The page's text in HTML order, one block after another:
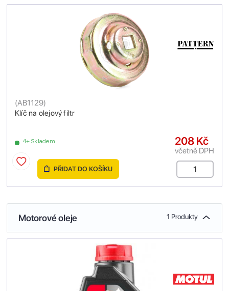
Klíč na olejový filtr
(AB1129)
4+ Skladem 208 Kč
včetně DPH
PŘIDAT DO KOŠÍKU
Motorové oleje 1 Produkty